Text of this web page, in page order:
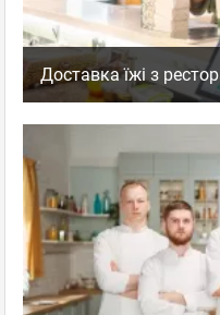
Доставка їжі з